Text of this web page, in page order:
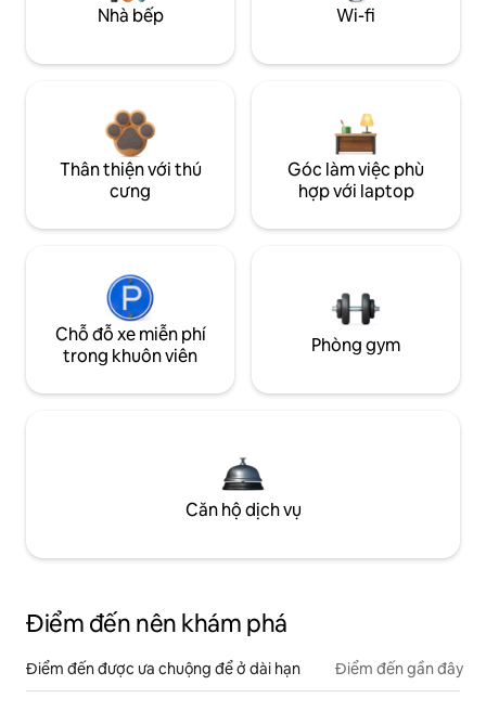
Nhà bếp Wi-fi
Thân thiện với thú
cưng
Góc làm việc phù
hợp với laptop
Chỗ đỗ xe miễn phí
trong khuôn viên
Phòng gym
Căn hộ dịch vụ
Điểm đến nên khám phá
Điểm đến được ưa chuộng để ở dài hạn Điểm đến gần đây